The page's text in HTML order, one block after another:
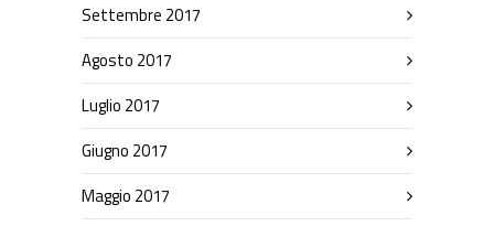
Settembre 2017
Agosto 2017
Luglio 2017
Giugno 2017
Maggio 2017